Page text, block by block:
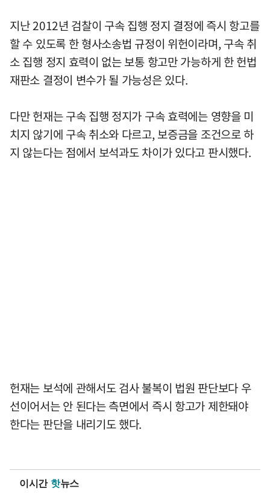
지난 2012년 검찰이 구속 집행 정지 결정에 즉시 항고를
할 수 있도록 한 형사소송법 규정이 위헌이라며, 구속 취
소 집행 정지 효력이 없는 보통 항고만 가능하게 한 헌법
재판소 결정이 변수가 될 가능성은 있다.
다만 헌재는 구속 집행 정지가 구속 효력에는 영향을 미
치지 않기에 구속 취소와 다르고, 보증금을 조건으로 하
지 않는다는 점에서 보석과도 차이가 있다고 판시했다.
헌재는 보석에 관해서도 검사 불복이 법원 판단보다 우
선이어서는 안 된다는 측면에서 즉시 항고가 제한돼야
한다는 판단을 내리기도 했다.
이시간 핫뉴스